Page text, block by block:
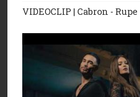
VIDEOCLIP | Cabron - Rupe